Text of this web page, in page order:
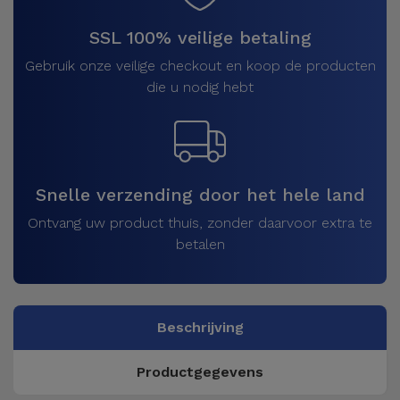
SSL 100% veilige betaling
Gebruik onze veilige checkout en koop de producten
die u nodig hebt
Snelle verzending door het hele land
Ontvang uw product thuis, zonder daarvoor extra te
betalen
Beschrijving
Productgegevens